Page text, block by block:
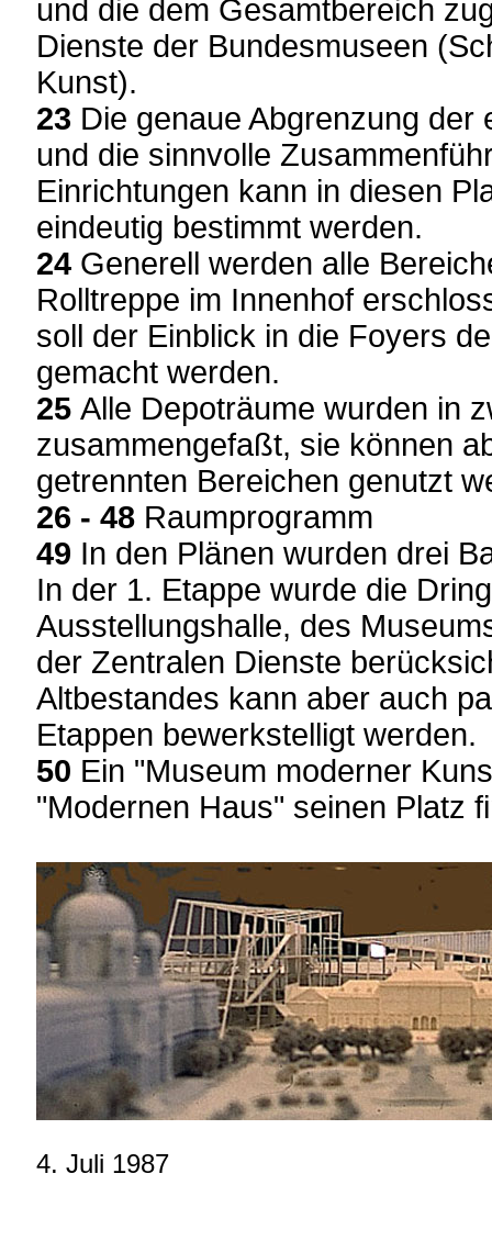
und die dem Gesamtbereich
Dienste der Bundesmuseen
Kunst).
23 Die genaue Abgrenzung der
und die sinnvolle
Einrichtungen kann in diesen
eindeutig bestimmt werden.
24 Generell werden alle
Rolltreppe im Innenhof
soll der Einblick in die Foyers
gemacht werden.
25 Alle Depoträume wurden in
zusammengefaßt, sie können
getrennten Bereichen genutzt
26 - 48Raumprogramm
49 In den Plänen wurden drei
In der 1. Etappe wurde die
Ausstellungshalle, des
der Zentralen Dienste
Altbestandes kann aber auch
Etappen bewerkstelligt werden.
50 Ein "Museum moderner
"Modernen Haus" seinen Platz
4. Juli 1987